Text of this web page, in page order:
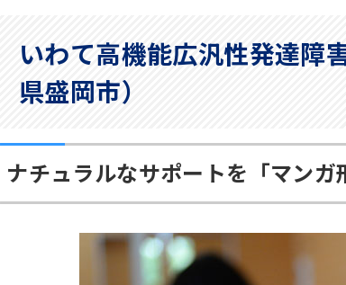
いわて高機能広汎性発達障
県盛岡市）
ナチュラルなサポートを「マン